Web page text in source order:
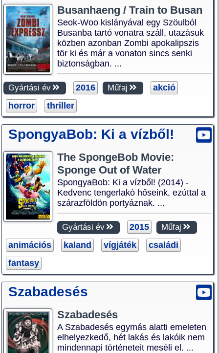
Busanhaeng / Train to Busan
Seok-Woo kislányával egy Szöulból
Busanba tartó vonatra száll, utazásuk
közben azonban Zombi apokalipszis
tör ki és már a vonaton sincs senki
biztonságban. ...
Gyártási év 2016 Műfaj
akció
horror
thriller
SpongyaBob: Ki a vízből!
The SpongeBob Movie:
Sponge Out of Water
SpongyaBob: Ki a vízből! (2014) -
Kedvenc tengerlakó hőseink, ezúttal a
szárazföldön portyáznak. ...
Gyártási év 2015 Műfaj
animációs kaland vígjáték
családi
fantasy
Szabadesés
Szabadesés
A Szabadesés egymás alatti emeleten
elhelyezkedő, hét lakás és lakóik nem
mindennapi történeteit meséli el. ...